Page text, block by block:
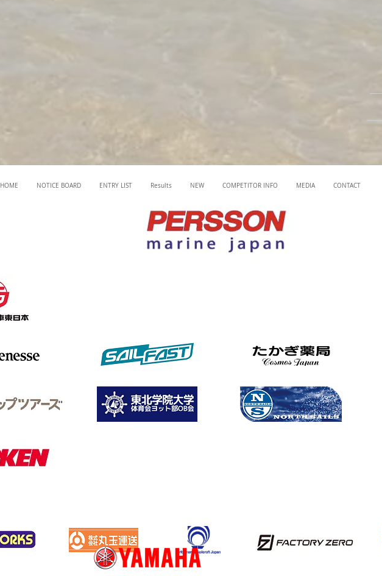
HOME NOTICE BOARD ENTRY LIST Results NEW COMPETITOR INFO MEDIA CONTACT